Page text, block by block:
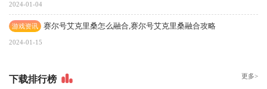
2024-01-04
游戏资讯 赛尔号艾克里桑怎么融合,赛尔号艾克里桑融合攻略
2024-01-15
下载排行榜 更多>